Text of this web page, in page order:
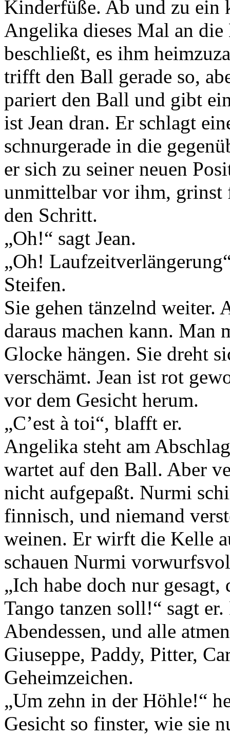
Kinderfüße. Ab und zu ein
Angelika dieses Mal an
beschließt, es ihm
trifft den Ball gerade so,
pariert den Ball und gibt
ist Jean dran. Er schlagt
schnurgerade in die
er sich zu seiner neuen
unmittelbar vor ihm,
den Schritt.
„Oh!“ sagt Jean.
„Oh!
Steifen.
Sie gehen tänzelnd weiter.
daraus machen kann. Man
Glocke hängen. Sie dreht
verschämt. Jean ist rot
vor dem Gesicht herum.
„C’est à toi“, blafft er.
Angelika steht am
wartet auf den Ball. Aber
nicht aufgepaßt. Nurmi
finnisch, und niemand
weinen. Er wirft die Kelle
schauen Nurmi
„Ich habe doch nur
Tango tanzen soll!“ sagt
Abendessen, und alle
Giuseppe, Paddy, Pitter,
Geheimzeichen.
„Um zehn in der Höhle!“
Gesicht so finster, wie sie